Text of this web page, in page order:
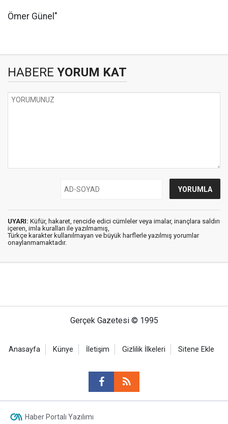
Ömer Günel"
HABERE YORUM KAT
UYARI: Küfür, hakaret, rencide edici cümleler veya imalar, inançlara saldırı
içeren, imla kuralları ile yazılmamış,
Türkçe karakter kullanılmayan ve büyük harflerle yazılmış yorumlar
onaylanmamaktadır.
Gerçek Gazetesi © 1995
Anasayfa Künye İletişim Gizlilik İlkeleri Sitene Ekle
Haber Portalı Yazılımı